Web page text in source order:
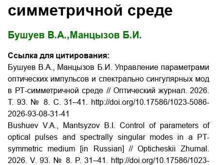
симметричной среде
Бушуев В.А., Манцызов Б.И.
Ссылка для цитирования:
Бушуев В.А., Манцызов Б.И. Управление параметрами
оптических импульсов и спектрально сингулярных мод
в РТ-симметричной среде // Оптический журнал. 2026.
Т. 93. № 8. С. 31–41. http://doi.org/10.17586/1023-5086-
2026-93-08-31-41
Bushuev V.A., Mantsyzov B.I. Control of parameters of
optical pulses and spectrally singular modes in a PT-
symmetric medium [in Russian] // Opticheskii Zhurnal.
2026. V. 93. № 8. P. 31–41. http://doi.org/10.17586/1023-